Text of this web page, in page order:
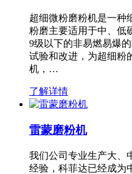
超细微粉磨粉机是一种
粉磨主要适用于中、低
9级以下的非易燃易爆
试验和改进，为超细粉
机，…
了解详情
雷蒙磨粉机
我们公司专业生产大、
经验，科菲达已经成为